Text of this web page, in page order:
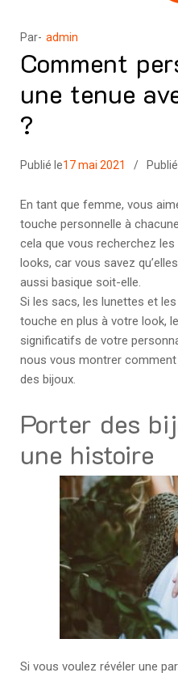
Par- admin
Comment
une tenue
?
Publié le17 mai 2021
En tant que femme, vous
touche personnelle à
cela que vous recherchez
looks, car vous savez
aussi basique soit-elle.
Si les sacs, les lunettes et
touche en plus à votre look,
significatifs de votre
nous vous montrer
des bijoux.
Porter des
une histoire
Si vous voulez révéler une